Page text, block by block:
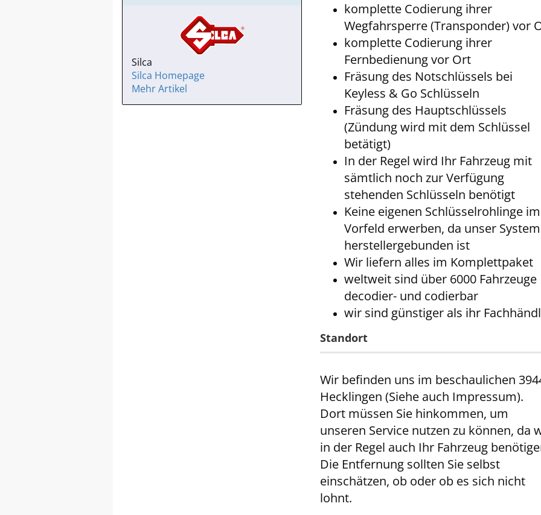
komplette Codierung ihrer
Wegfahrsperre (Transponder) vor
komplette Codierung ihrer
Fernbedienung vor Ort
Fräsung des Notschlüssels bei
Keyless & Go Schlüsseln
Fräsung des Hauptschlüssels
(Zündung wird mit dem Schlüssel
betätigt)
In der Regel wird Ihr Fahrzeug mit
sämtlich noch zur Verfügung
stehenden Schlüsseln benötigt
Keine eigenen Schlüsselrohlinge im
Vorfeld erwerben, da unser System
herstellergebunden ist
Wir liefern alles im Komplettpaket
weltweit sind über 6000 Fahrzeuge
decodier- und codierbar
wir sind günstiger als ihr
Standort
Wir befinden uns im beschaulichen
Hecklingen (Siehe auch Impressum).
Dort müssen Sie hinkommen, um
unseren Service nutzen zu können, da
in der Regel auch Ihr Fahrzeug
Die Entfernung sollten Sie selbst
einschätzen, ob oder ob es sich nicht
lohnt.
Silca
Silca Homepage
Mehr Artikel